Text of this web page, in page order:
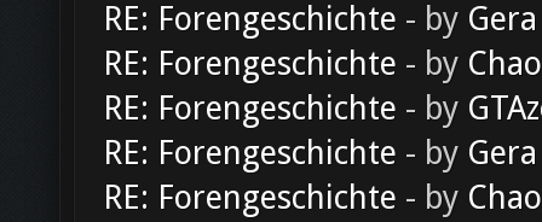
RE: Forengeschichte - by Gera
RE: Forengeschichte - by
RE: Forengeschichte - by
RE: Forengeschichte - by Gera
RE: Forengeschichte - by